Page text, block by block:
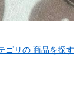
ゴリの 商品を探す